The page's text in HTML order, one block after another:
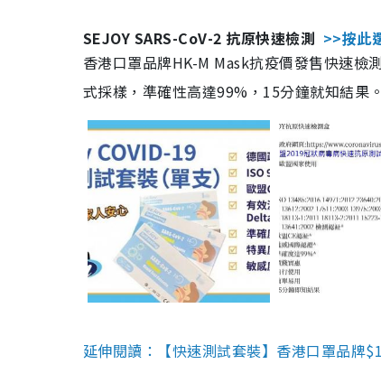
SEJOY SARS-CoV-2 抗原快速檢測 >>按此
香港口罩品牌HK-M Mask抗疫價發售快速
式採樣，準確性高達99%，15分鐘就知結果
延伸閱讀：【快速測試套裝】香港口罩品牌